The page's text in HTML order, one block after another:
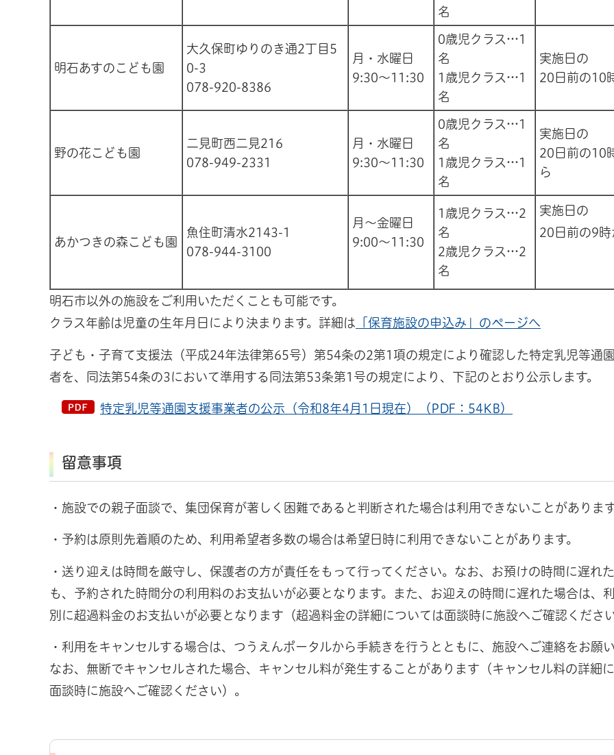
名
明石あすのこども園
大久保町ゆりのき通2丁目5
0-3
078-920-8386
月・水曜日
9:30～11:30
0歳児クラス…1
名
1歳児クラス…1
名
実施日の
20日前の10
野の花こども園
二見町西二見216
078-949-2331
月・水曜日
9:30～11:30
0歳児クラス…1
名
1歳児クラス…1
名
実施日の
20日前の10
ら
あかつきの森こども園
魚住町清水2143-1
078-944-3100
月～金曜日
9:00～11:30
1歳児クラス…2
名
2歳児クラス…2
名
実施日の
20日前の9時
明石市以外の施設をご利用いただくことも可能です。
クラス年齢は児童の生年月日により決まります。詳細は
「保育施設の申込み」のページへ
子ども・子育て支援法（平成24年法律第65号）第54条の2第1項の規定により確認した特定乳児等通
者を、同法第54条の3において準用する同法第53条第1号の規定により、下記のとおり公示します。
特定乳児等通園支援事業者の公示（令和8年4月1日現在）（PDF：54KB）
留意事項
・施設での親子面談で、集団保育が著しく困難であると判断された場合は利用できないことがあります
・予約は原則先着順のため、利用希望者多数の場合は希望日時に利用できないことがあります。
・送り迎えは時間を厳守し、保護者の方が責任をもって行ってください。なお、お預けの時間に遅れ
も、予約された時間分の利用料のお支払いが必要となります。また、お迎えの時間に遅れた場合は、
別に超過料金のお支払いが必要となります（超過料金の詳細については面談時に施設へご確認ください
・利用をキャンセルする場合は、つうえんポータルから手続きを行うとともに、施設へご連絡をお願い
なお、無断でキャンセルされた場合、キャンセル料が発生することがあります（キャンセル料の詳細
面談時に施設へご確認ください）。